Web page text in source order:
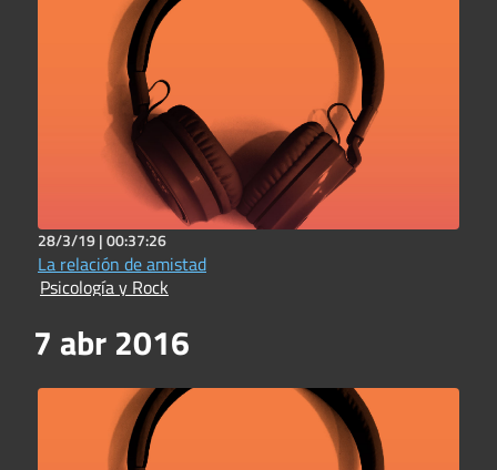
28/3/19 |00:37:26
La relación de amistad
Psicología y Rock
7 abr 2016